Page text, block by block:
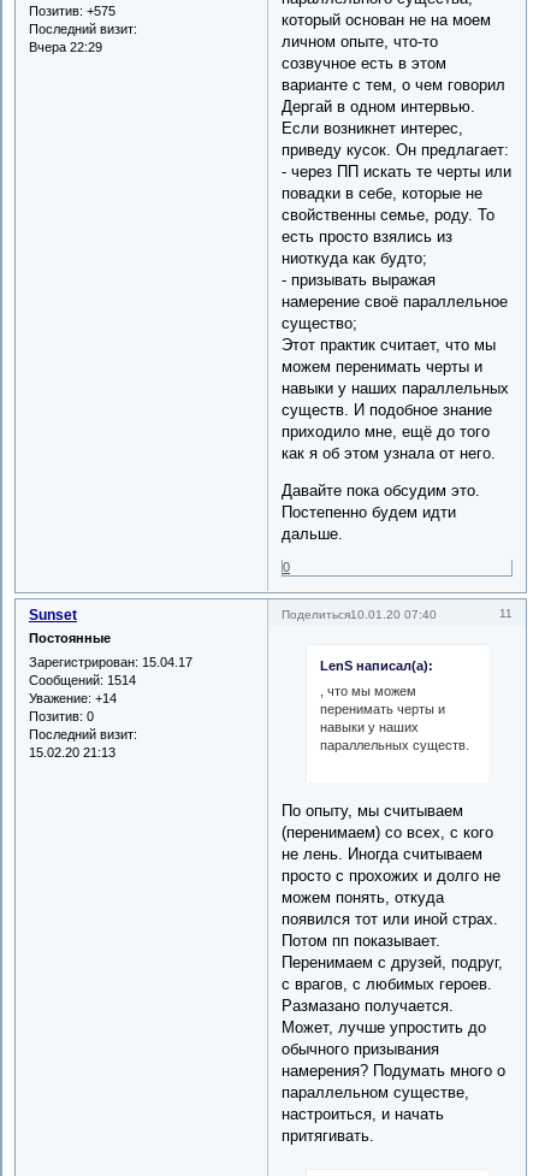
Позитив: +575
Последний визит:
Вчера 22:29
который основан не на моем
личном опыте, что-то
созвучное есть в этом
варианте с тем, о чем говорил
Дергай в одном интервью.
Если возникнет интерес,
приведу кусок. Он предлагает:
- через ПП искать те черты или
повадки в себе, которые не
свойственны семье, роду. То
есть просто взялись из
ниоткуда как будто;
- призывать выражая
намерение своё параллельное
существо;
Этот практик считает, что мы
можем перенимать черты и
навыки у наших параллельных
существ. И подобное знание
приходило мне, ещё до того
как я об этом узнала от него.
Давайте пока обсудим это.
Постепенно будем идти
дальше.
0
Поделиться 11
10.01.20 07:40
Sunset
Постоянные
Зарегистрирован: 15.04.17
Сообщений: 1514
Уважение: +14
Позитив: 0
Последний визит:
15.02.20 21:13
LenS написал(а):
, что мы можем
перенимать черты и
навыки у наших
параллельных существ.
По опыту, мы считываем
(перенимаем) со всех, с кого
не лень. Иногда считываем
просто с прохожих и долго не
можем понять, откуда
появился тот или иной страх.
Потом пп показывает.
Перенимаем с друзей, подруг,
с врагов, с любимых героев.
Размазано получается.
Может, лучше упростить до
обычного призывания
намерения? Подумать много о
параллельном существе,
настроиться, и начать
притягивать.